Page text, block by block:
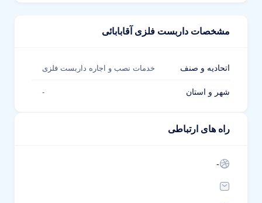
مشخصات داربست فلزی آقابابائی
اتحادیه و صنف خدمات نصب و اجاره داربست فلزی
شهر و استان -
راه های ارتباطی
-